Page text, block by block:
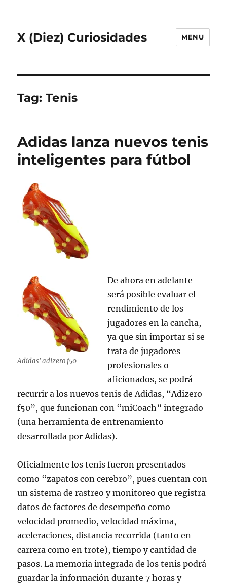
X (Diez) Curiosidades MENU
Tag:Tenis
Adidas lanza nuevos tenis
inteligentes para fútbol
Adidas' adizero f50
De ahora en adelante
será posible evaluar el
rendimiento de los
jugadores en la cancha,
ya que sin importar si se
trata de jugadores
profesionales o
aficionados, se podrá
recurrir a los nuevos tenis de Adidas, “Adizero
f50”, que funcionan con “miCoach” integrado
(una herramienta de entrenamiento
desarrollada por Adidas).
Oficialmente los tenis fueron presentados
como “zapatos con cerebro”, pues cuentan con
un sistema de rastreo y monitoreo que registra
datos de factores de desempeño como
velocidad promedio, velocidad máxima,
aceleraciones, distancia recorrida (tanto en
carrera como en trote), tiempo y cantidad de
pasos. La memoria integrada de los tenis podrá
guardar la información durante 7 horas y